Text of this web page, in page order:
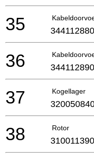
35 344112880
36 344112890
Kogellager
37
Rotor
38 310011390